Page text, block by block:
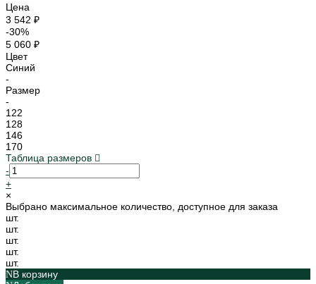
Цена
3 542 ₽
-30%
5 060 ₽
Цвет
Синий
-
Размер
-
122
128
146
170
Таблица размеров
-
+
×
Выбрано максимальное количество, доступное для заказа
шт.
шт.
шт.
шт.
шт.
В корзину